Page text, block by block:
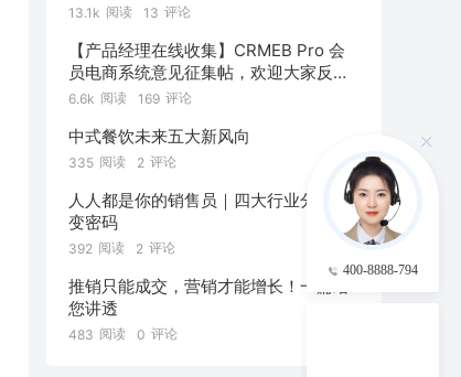
13.1k 阅读 13 评论
【产品经理在线收集】CRMEB Pro 会
员电商系统意见征集帖，欢迎大家反
馈！
6.6k 阅读 169 评论
中式餐饮未来五大新风向
335 阅读 2 评论
人人都是你的销售员｜四大行业分销裂
变密码
392 阅读 2 评论
推销只能成交，营销才能增长！一篇给
您讲透
483 阅读 0 评论
400-8888-794